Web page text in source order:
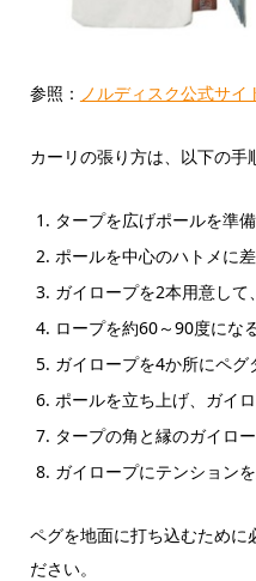
参照： ノルディスク公式サイ
カーリの張り方は、以下の手
タープを広げポールを準
ポールを中心のハトメに
ガイロープを2本用意し
ロープを約60～90度にな
ガイロープを4か所にペグ
ポールを立ち上げ、ガイ
タープの角と縁のガイロ
ガイロープにテンション
ペグを地面に打ち込むために
ださい。